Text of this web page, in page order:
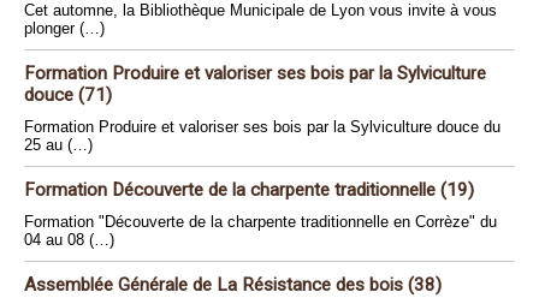
Cet automne, la Bibliothèque Municipale de Lyon vous invite à vous
plonger (…)
Formation Produire et valoriser ses bois par la Sylviculture
douce (71)
Formation Produire et valoriser ses bois par la Sylviculture douce du
25 au (…)
Formation Découverte de la charpente traditionnelle (19)
Formation "Découverte de la charpente traditionnelle en Corrèze" du
04 au 08 (…)
Assemblée Générale de La Résistance des bois (38)